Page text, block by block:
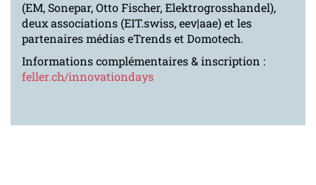
(EM, Sonepar, Otto Fischer, Elektrogrosshandel),
deux associations (EIT.swiss, eev|aae) et les
partenaires médias eTrends et Domotech.
Informations complémentaires & inscription :
feller.ch/innovationdays